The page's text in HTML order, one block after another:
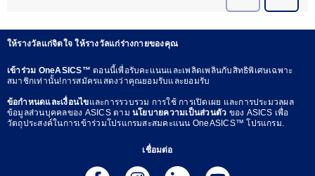
ให้รางวัลแก่จิตใจ ให้รางวัลแก่ร่างกายของคุณ
เข้าร่วม OneASICS™ตอนนี้เพื่อรับคะแนนและเพลิดเพลินกับสิทธิพิเศษเฉพาะ
สมาชิกเท่านั้น!การสมัครแสดงว่าคุณยอมรับและยอมรับ
ข้อกำหนดและเงื่อนไขและการรวบรวม การใช้ การเปิดเผย และการประมวลผล
ข้อมูลส่วนบุคคลของ ASICS ตาม นโยบายความเป็นส่วนตัว ของ ASICS เพื่อ
วัตถุประสงค์ในการเข้าร่วมโปรแกรมสะสมคะแนน OneASICS™ โปรแกรม.
เชื่อมต่อ